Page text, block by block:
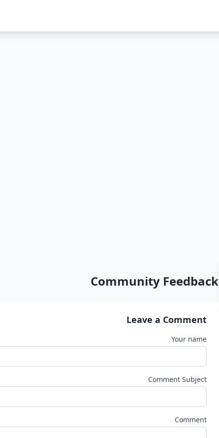
Community Feedback
Leave a Comment
Your name
Comment Subject
Comment